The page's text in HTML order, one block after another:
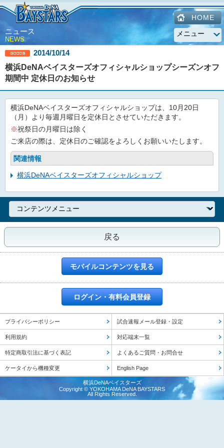
HOME
ニュース
NEWS
2014/10/14
横浜DeNAベイスターズオフィシャルショップシーズンオフ
期間中 定休日のお知らせ
横浜DeNAベイスターズオフィシャルショップは、10月20日
（月）より毎週月曜日を定休日とさせていただきます。
※祝祭日の月曜日は除く
ご来店の際は、定休日のご確認をよろしくお願いいたします。
関連情報
横浜DeNAベイスターズオフィシャルショップ
戻る
モバイルコンテンツを見る
ログイン・有料会員登録
プライバシーポリシー 試合速報メール登録・設定
利用規約 対応端末一覧
特定商取引法に基づく表記 よくあるご質問・お問合せ
ケータイから機種変更 English Page
横浜DeNAベイスターズ
Copyright © YOKOHAMA DeNA BAYSTARS
All Rights Reserved.